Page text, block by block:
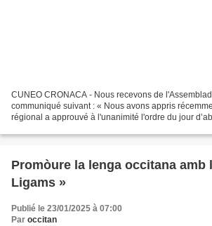
CUNEO CRONACA - Nous recevons de
communiqué suivant : « Nous avons appris
régional a approuvé à l'unanimité l'ordre du jour
Promòure la lenga occitana amb
Ligams »
Publié le 23/01/2025 à 07:00
Par occitan